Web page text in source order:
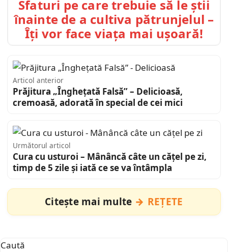
Sfaturi pe care trebuie să le știi
înainte de a cultiva pătrunjelul –
Îți vor face viața mai ușoară!
Articol anterior
Prăjitura „Înghețată Falsă” – Delicioasă,
cremoasă, adorată în special de cei mici
Următorul articol
Cura cu usturoi – Mânâncă câte un cățel pe zi,
timp de 5 zile și iată ce se va întâmpla
Citește mai multe REȚETE
Caută